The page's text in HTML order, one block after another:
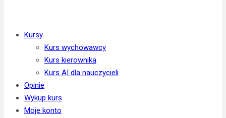
Kursy
Kurs wychowawcy
Kurs kierownika
Kurs AI dla nauczycieli
Opinie
Wykup kurs
Moje konto